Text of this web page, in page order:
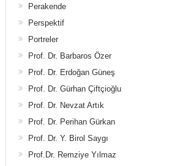
Perakende
Perspektif
Portreler
Prof. Dr. Barbaros Özer
Prof. Dr. Erdoğan Güneş
Prof. Dr. Gürhan Çiftçioğlu
Prof. Dr. Nevzat Artık
Prof. Dr. Perihan Gürkan
Prof. Dr. Y. Birol Saygı
Prof.Dr. Remziye Yılmaz